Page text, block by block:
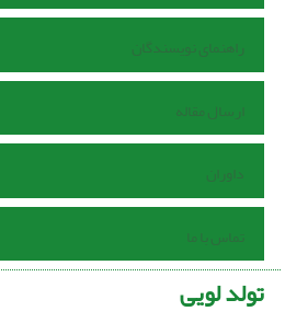
راهنمای نویسندگان
ارسال مقاله
داوران
تماس با ما
تولد لویی